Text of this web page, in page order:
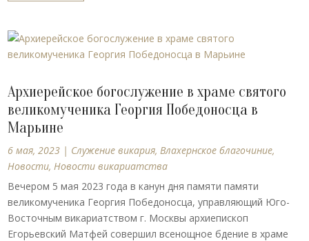
Архиерейское богослужение в храме святого
великомученика Георгия Победоносца в
Марьине
6 мая, 2023 | Cлужение викария,Влахернское благочиние,
Новости,Новости викариатства
Вечером 5 мая 2023 года в канун дня памяти памяти
великомученика Георгия Победоносца, управляющий Юго-
Восточным викариатством г. Москвы архиепископ
Егорьевский Матфей совершил всенощное бдение в храме